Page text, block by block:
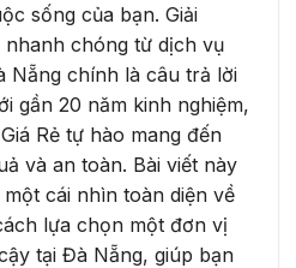
sống của bạn. Giải
chóng từ dịch vụ
Nẵng chính là câu trả lời
gần 20 năm kinh nghiệm,
Rẻ tự hào mang đến
và an toàn. Bài viết này
cái nhìn toàn diện về
lựa chọn một đơn vị
tại Đà Nẵng, giúp bạn